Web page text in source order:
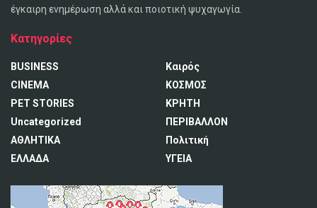
έγκαιρη ενημέρωση αλλά και ποιοτική ψυχαγωγία.
Κατηγορίες
BUSINESS
CINEMA
PET STORIES
Uncategorized
ΑΘΛΗΤΙΚΑ
ΕΛΛΑΔΑ
Καιρός
ΚΟΣΜΟΣ
ΚΡΗΤΗ
ΠΕΡΙΒΑΛΛΟΝ
Πολιτική
ΥΓΕΙΑ